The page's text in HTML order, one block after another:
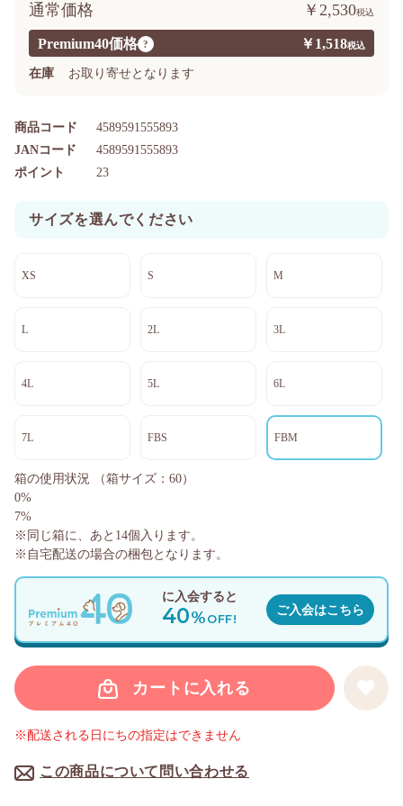
Premium40価格 ? ￥1,518
通常価格 ￥2,530
在庫 お取り寄せとなります
商品コード 4589591555893
ポイント 23
JANコード 4589591555893
サイズを選んでください
XS S M
L 2L 3L
4L 5L 6L
7L FBS FBM
カートに入れる
この商品について問い合わせる
※配送される日にちの指定はできません
に入会すると
40%OFF!
ご入会はこちら
箱の使用状況
（箱サイズ：60）
0%
7%
※同じ箱に、あと 14個入ります。
※自宅配送の場合の梱包となります。